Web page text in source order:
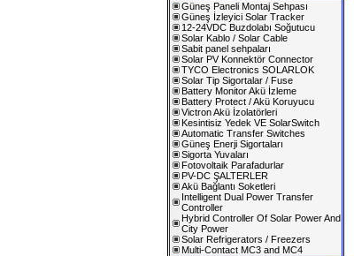
Güneş Paneli Montaj Sehpası
Güneş İzleyici Solar Tracker
12-24VDC Buzdolabı Soğutucu
Solar Kablo / Solar Cable
Sabit panel sehpaları
Solar PV Konnektör Connector
TYCO Electronics SOLARLOK
Solar Tip Sigortalar / Fuse
Battery Monitor Akü İzleme
Battery Protect / Akü Koruyucu
Victron Akü İzolatörleri
Kesintisiz Yedek VE SolarSwitch
Automatic Transfer Switches
Güneş Enerji Sigortaları
Sigorta Yuvaları
Fotovoltaik Parafadurlar
PV-DC ŞALTERLER
Akü Bağlantı Soketleri
Intelligent Dual Power Transfer
Controller
Hybrid Controller Of Solar Power And
City Power
Solar Refrigerators / Freezers
Multi-Contact MC3 and MC4